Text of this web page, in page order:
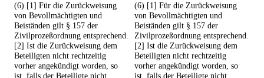
(6) [1] Für die Zurückweisung
von Bevollmächtigten und
Beiständen gilt § 157 der
Zivilprozeßordnung entsprechend.
[2] Ist die Zurückweisung dem
Beteiligten nicht rechtzeitig
vorher angekündigt worden, so
ist, falls der Beteiligte nicht
(6) [1] Für die Zurückweisung
von Bevollmächtigten und
Beiständen gilt § 157 der
Zivilprozeßordnung entsprechend.
[2] Ist die Zurückweisung dem
Beteiligten nicht rechtzeitig
vorher angekündigt worden, so
ist, falls der Beteiligte nicht